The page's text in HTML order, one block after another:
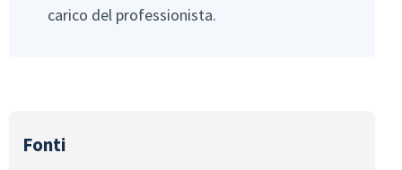
carico del professionista.